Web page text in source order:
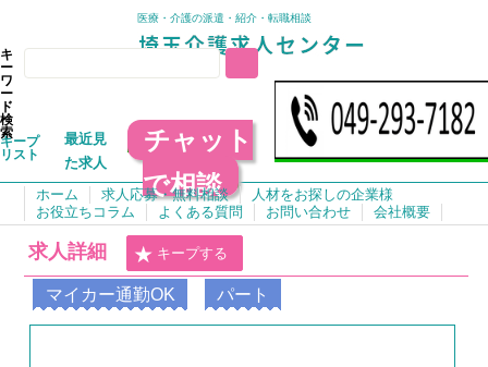
医療・介護の派遣・紹介・転職相談
キ
ー
ワ
ー
ド
検
索
キープ
リスト
最近見
た求人
チャット
で相談
ホーム 求人応募・無料相談
人材をお探しの企業様
お役立ちコラム
よくある質問 お問い合わせ 会社概要
求人詳細 キープする
マイカー通勤OK パート